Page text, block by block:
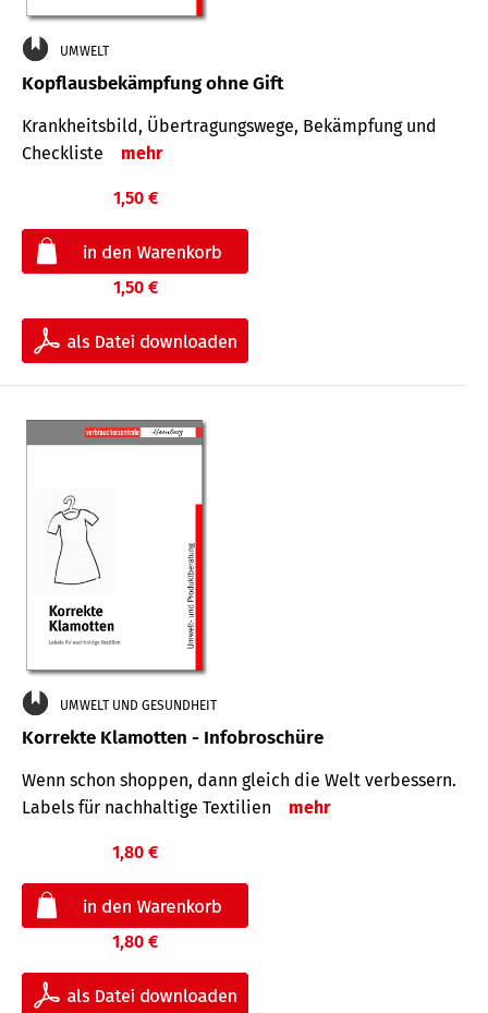
UMWELT
Kopflausbekämpfung ohne Gift
Krankheits­bild, Übertra­gungs­wege, Bekämpfung und
Check­liste
mehr
1,50 €
1,50 €
UMWELT UND GESUNDHEIT
Korrekte Klamotten - Infobroschüre
Wenn schon shoppen, dann gleich die Welt verbessern.
Labels für nachhaltige Textilien
mehr
1,80 €
1,80 €